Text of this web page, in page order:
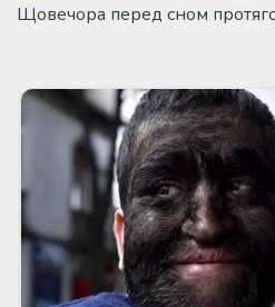
Щовечора перед сном